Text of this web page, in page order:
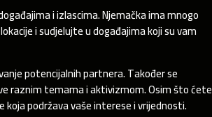
i izlascima. Njemačka ima mnogo
i sudjelujte u događajima koji su vam
potencijalnih partnera. Također se
raznim temama i aktivizmom. Osim što ćete
podržava vaše interese i vrijednosti.